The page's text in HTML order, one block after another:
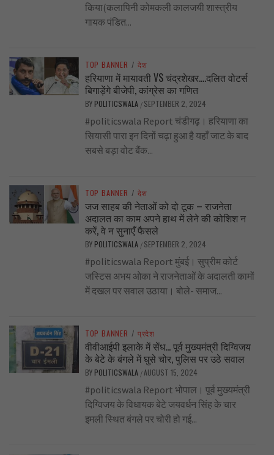
किया(कलापिनी कोमकली कालजयी शास्त्रीय
गायक पंडित...
TOP BANNER / देश
हरियाणा में मायावती VS चंद्रशेखर….दलित वोटर्स
बिगाड़ेंगे बीजेपी, कांग्रेस का गणित
BY POLITICSWALA / SEPTEMBER 2, 2024
#politicswala Report चंडीगढ़। हरियाणा का
सियासी पारा इन दिनों चढ़ा हुआ है यहाँ जाट के बाद
सबसे बड़ा वोट बैंक...
TOP BANNER / देश
जज साहब की नेताओं को दो टूक – राजनेता
अदालत का काम अपने हाथ में लेने की कोशिश न
करें, वे न सुनाएँ फैसले
BY POLITICSWALA / SEPTEMBER 2, 2024
#politicswala Report मुंबई। सुप्रीम कोर्ट
जस्टिस अभय ओका ने राजनेताओं के अदालती कामों
में दखल पर सवाल उठाया। बोले- समाज...
TOP BANNER / प्रदेश
वीवीआईपी इलाके में सेंध… पूर्व मुख्यमंत्री दिग्विजय
के बेटे के बंगले में घुसे चोर, पुलिस पर उठे सवाल
BY POLITICSWALA /AUGUST 15, 2024
#politicswala Report भोपाल। पूर्व मुख्यमंत्री
दिग्विजय के विधायक बेटे जयवर्धन सिंह के चार
इमली स्थित बंगले पर चोरी हो गई...